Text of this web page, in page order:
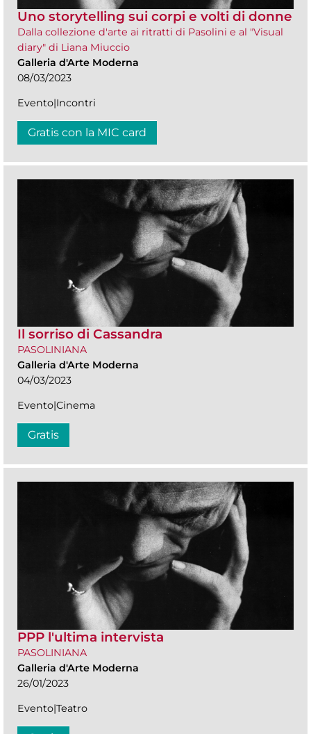
Uno storytelling sui corpi e volti di donne
Dalla collezione d'arte ai ritratti di Pasolini e al "Visual
diary" di Liana Miuccio
Galleria d'Arte Moderna
08/03/2023
Evento|Incontri
Gratis con la MIC card
Il sorriso di Cassandra
PASOLINIANA
Galleria d'Arte Moderna
04/03/2023
Evento|Cinema
Gratis
PPP l'ultima intervista
PASOLINIANA
Galleria d'Arte Moderna
26/01/2023
Evento|Teatro